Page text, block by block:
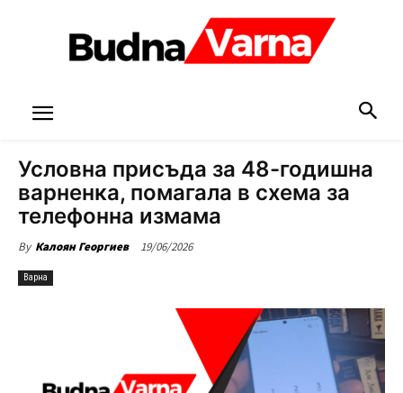
Условна присъда за 48-годишна
варненка, помагала в схема за
телефонна измама
By Калоян Георгиев 19/06/2026
Варна